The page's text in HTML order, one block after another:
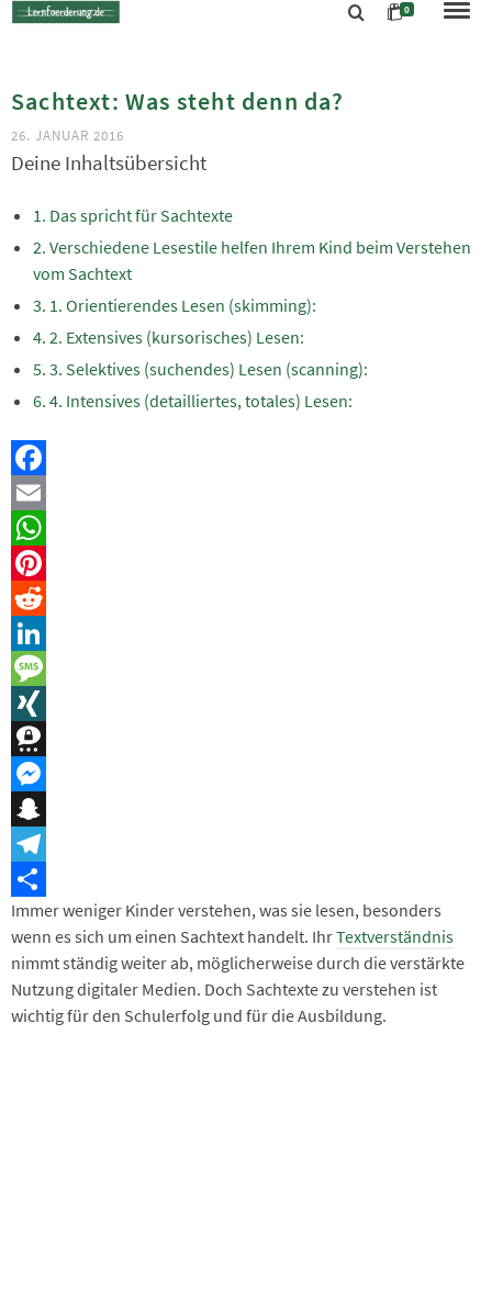
0
Sachtext: Was steht denn da?
26. JANUAR 2016
Deine Inhaltsübersicht
Das spricht für Sachtexte
Verschiedene Lesestile helfen Ihrem Kind beim Verstehen
vom Sachtext
1. Orientierendes Lesen (skimming):
2. Extensives (kursorisches) Lesen:
3. Selektives (suchendes) Lesen (scanning):
4. Intensives (detailliertes, totales) Lesen:
Facebook
Email
WhatsApp
Pinterest
Reddit
LinkedIn
Message
XING
Threema
Messenger
Snapchat
Telegram
Teilen
Immer weniger Kinder verstehen, was sie lesen, besonders
wenn es sich um einen Sachtext handelt. IhrTextverständnis
nimmt ständig weiter ab, möglicherweise durch die verstärkte
Nutzung digitaler Medien. Doch Sachtexte zu verstehen ist
wichtig für den Schulerfolg und für die Ausbildung.